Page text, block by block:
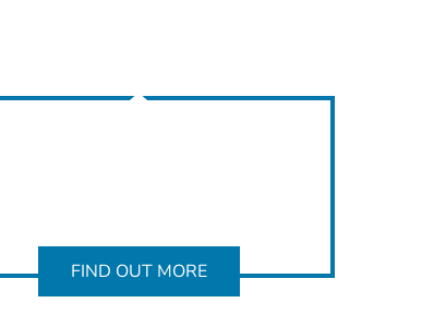
FIND OUT MORE